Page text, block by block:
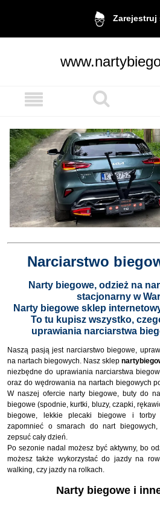
Zarejestruj
Narciarstwo
Narty biegowe, odzież na
stacjonarny w
Narty biegowe sklep
To tu kupisz wszystko,
uprawiania narciarstwa
Naszą pasją jest narciarstwo biegowe,
na nartach biegowych. Nasz sklep
niezbędne do uprawiania narciarstwa
oraz do wędrowania na nartach biegowych
W naszej ofercie narty biegowe, buty do
biegowe (spodnie, kurtki, bluzy, czapki,
biegowe, lekkie plecaki biegowe i
zapomnieć o smarach do nart
zepsuć cały dzień.
Po sezonie nadal możesz być aktywny, bo
możesz także wykorzystać do jazdy na
walking, czy jazdy na rolkach.
Narty biegowe i